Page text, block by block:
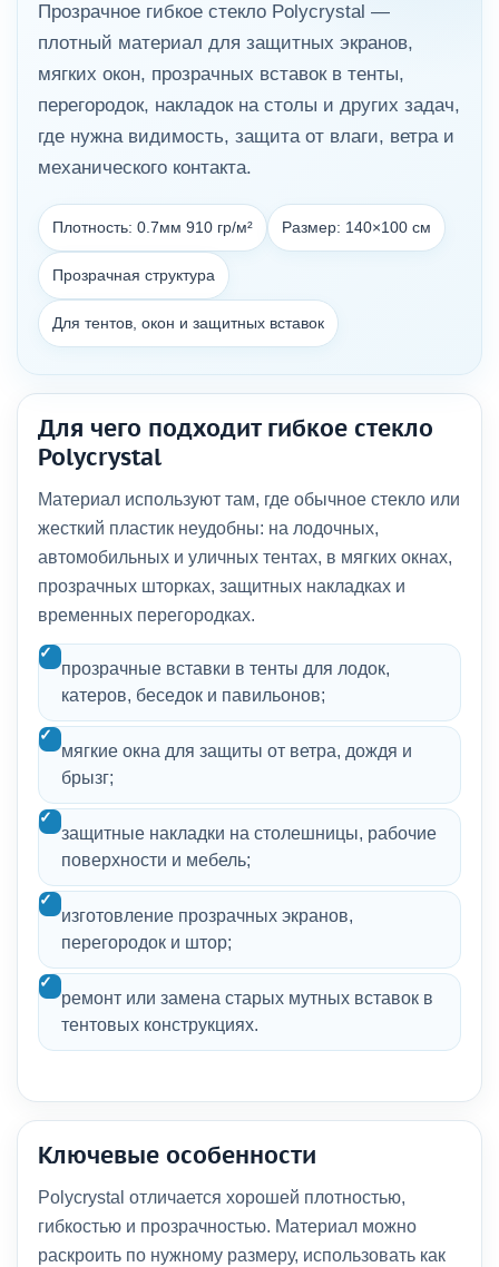
Прозрачное гибкое стекло Polycrystal —
плотный материал для защитных экранов,
мягких окон, прозрачных вставок в тенты,
перегородок, накладок на столы и других задач,
где нужна видимость, защита от влаги, ветра и
механического контакта.
Плотность: 0.7мм 910 гр/м² Размер: 140×100 см
Прозрачная структура
Для тентов, окон и защитных вставок
Для чего подходит гибкое стекло
Polycrystal
Материал используют там, где обычное стекло или
жесткий пластик неудобны: на лодочных,
автомобильных и уличных тентах, в мягких окнах,
прозрачных шторках, защитных накладках и
временных перегородках.
прозрачные вставки в тенты для лодок,
катеров, беседок и павильонов;
мягкие окна для защиты от ветра, дождя и
брызг;
защитные накладки на столешницы, рабочие
поверхности и мебель;
изготовление прозрачных экранов,
перегородок и штор;
ремонт или замена старых мутных вставок в
тентовых конструкциях.
Ключевые особенности
Polycrystal отличается хорошей плотностью,
гибкостью и прозрачностью. Материал можно
раскроить по нужному размеру, использовать как